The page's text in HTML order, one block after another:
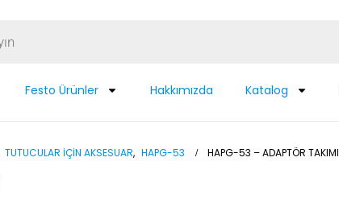
Festo Ürünler Hakkımızda Katalog
TUTUCULAR IÇIN AKSESUAR, HAPG-53 HAPG-53 – ADAPTÖR TAKIMI